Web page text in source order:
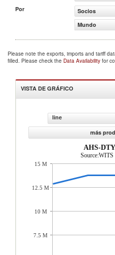
Por
Socios
Mundo
Please note the exports, imports and tariff
filled. Please check the Data Availability for
VISTA DE GRÁFICO
line
más
AHS-
15 M
12.5 M
10 M
7.5 M